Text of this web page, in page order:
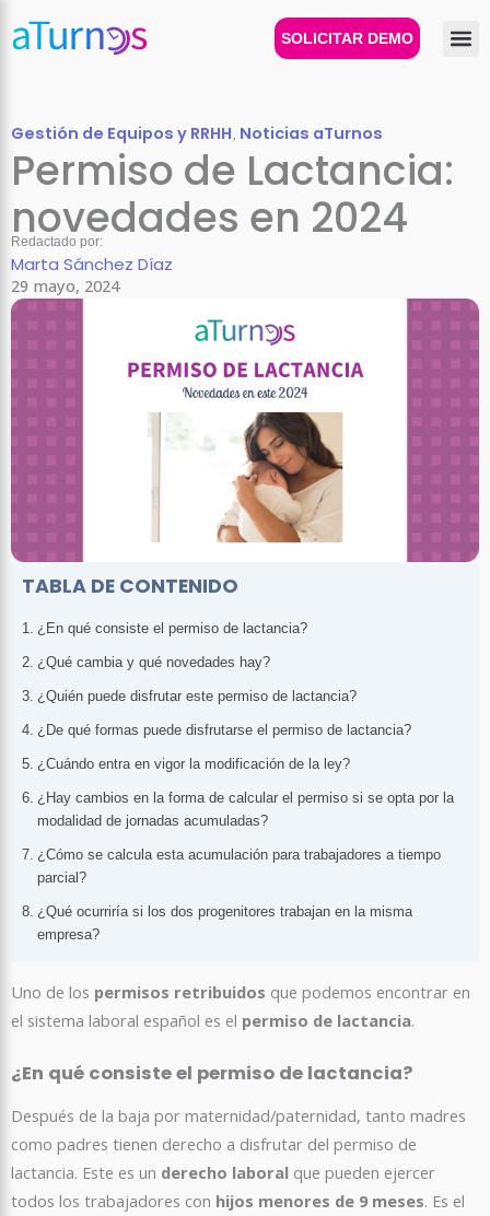
SOLICITAR DEMO
Gestión de Equipos y RRHH, Noticias aTurnos
Permiso de Lactancia:
novedades en 2024
Redactado por:
Marta Sánchez Díaz
29 mayo, 2024
TABLA DE CONTENIDO
¿En qué consiste el permiso de lactancia?
¿Qué cambia y qué novedades hay?
¿Quién puede disfrutar este permiso de lactancia?
¿De qué formas puede disfrutarse el permiso de lactancia?
¿Cuándo entra en vigor la modificación de la ley?
¿Hay cambios en la forma de calcular el permiso si se opta por la
modalidad de jornadas acumuladas?
¿Cómo se calcula esta acumulación para trabajadores a tiempo
parcial?
¿Qué ocurriría si los dos progenitores trabajan en la misma
empresa?
Uno de los permisos retribuidos que podemos encontrar en
el sistema laboral español es el permiso de lactancia.
¿En qué consiste el permiso de lactancia?
Después de la baja por maternidad/paternidad, tanto madres
como padres tienen derecho a disfrutar del permiso de
lactancia. Este es un derecho laboral que pueden ejercer
todos los trabajadores con hijos menores de 9 meses. Es el